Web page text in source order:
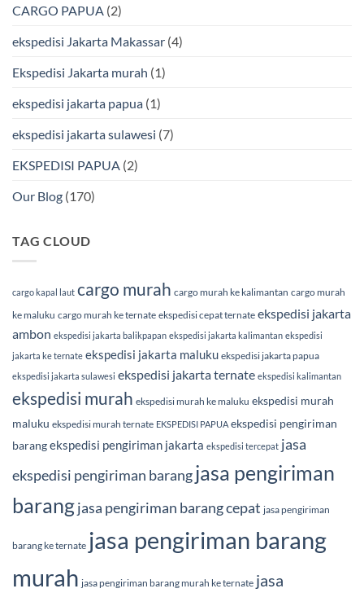
&
Laut
BMP
CARGO PAPUA (2)
ekspedisi Jakarta Makassar (4)
Ekspedisi Jakarta murah (1)
ekspedisi jakarta papua (1)
ekspedisi jakarta sulawesi (7)
EKSPEDISI PAPUA (2)
Our Blog (170)
TAG CLOUD
cargo kapal laut cargo murah cargo murah ke kalimantan cargo murah
ke maluku cargo murah ke ternate ekspedisi cepat ternate ekspedisi jakarta
ambon ekspedisi jakarta balikpapan ekspedisi jakarta kalimantan ekspedisi
jakarta ke ternate ekspedisi jakarta maluku ekspedisi jakarta papua
ekspedisi jakarta sulawesi ekspedisi jakarta ternate ekspedisi kalimantan
ekspedisi murah ekspedisi murah ke maluku ekspedisi murah
maluku ekspedisi murah ternate EKSPEDISI PAPUA ekspedisi pengiriman
barangekspedisi pengiriman jakarta ekspedisi tercepat jasa
ekspedisi pengiriman barangjasa pengiriman
barangjasa pengiriman barang cepat jasa pengiriman
barang ke ternate jasa pengiriman barang
murah jasa pengiriman barang murah ke ternate jasa